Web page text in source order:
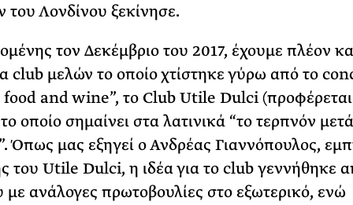
Λονδίνου ξεκίνησε.
τον Δεκέμβριο του 2017, έχουμε πλέον
club μελών το οποίο χτίστηκε γύρω από το
and wine”, το Club Utile Dulci (προφέρεται
οποίο σημαίνει στα λατινικά “το τερπνόν
Όπως μας εξηγεί ο Ανδρέας Γιαννόπουλος,
του Utile Dulci, η ιδέα για το club γεννήθηκε
ανάλογες πρωτοβουλίες στο εξωτερικό, ενώ